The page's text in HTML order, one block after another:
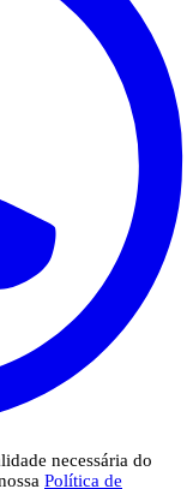
necessária do
Política de